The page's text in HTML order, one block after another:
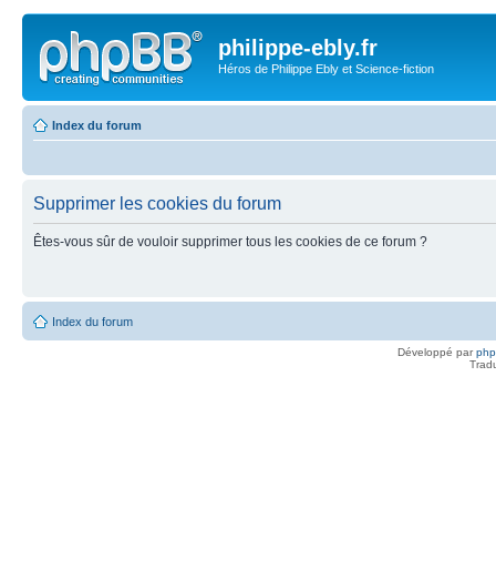
philippe-ebly.fr
Héros de Philippe Ebly et Science-fiction
Index du forum
Supprimer les cookies du forum
Êtes-vous sûr de vouloir supprimer tous les cookies de ce forum ?
Index du forum
Développé par